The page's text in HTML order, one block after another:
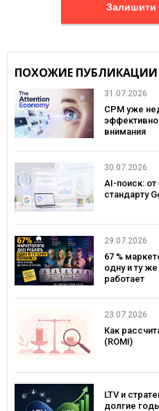
ПОХОЖИЕ ПУБЛИКАЦИИ
31.07.2026
CPM уже
внимания
30.07.2026
AI-поиск:
стандарту
29.07.2026
67 %
одну и ту
работает
23.07.2026
Как
(ROMI)
LTV и
долгие